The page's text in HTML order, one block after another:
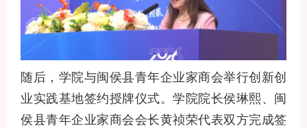
随后，学院与闽侯县青年企业家商会举行创新创
业实践基地签约授牌仪式。学院院长侯琳熙、闽
侯县青年企业家商会会长黄祯荣代表双方完成签